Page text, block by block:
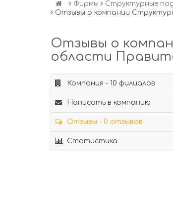
Фирмы
Структурные
Отзывы о компании
Отзывы о
области
Компания - 10 филиалов
Написать в компанию
Отзывы - 0 отзывов
Статистика